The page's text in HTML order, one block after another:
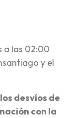
a las 02:00
y el
los desvíos de
con la